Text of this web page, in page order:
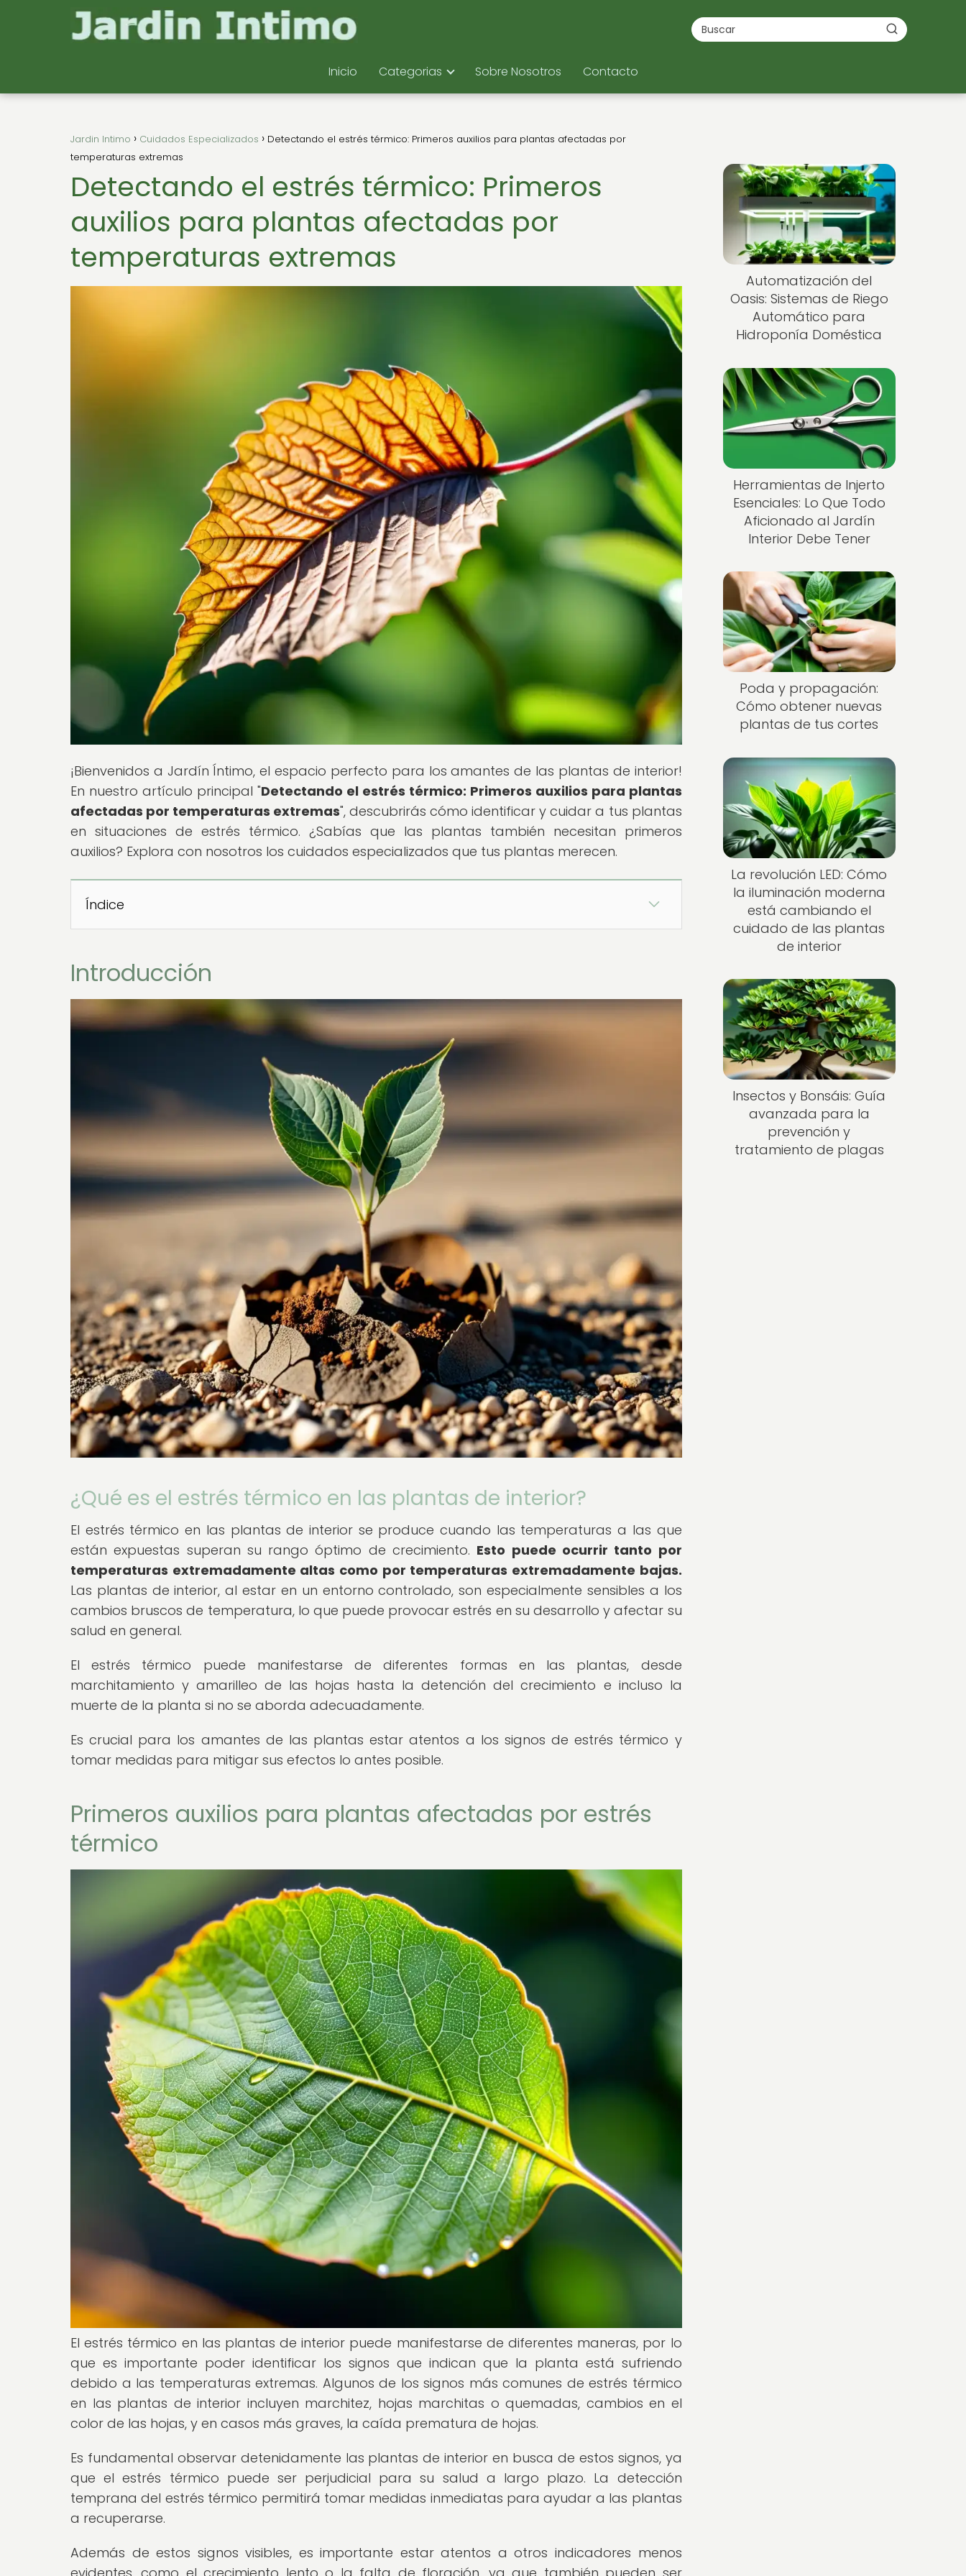
Inicio Categorias Sobre Nosotros Contacto
Jardin Intimo Cuidados Especializados
Detectando el estrés térmico: Primeros auxilios para plantas afectadas por
temperaturas extremas
Detectando el estrés térmico: Primeros
auxilios para plantas afectadas por
temperaturas extremas
¡Bienvenidos a Jardín Íntimo, el espacio perfecto para los amantes de las plantas de interior!
En nuestro artículo principal "Detectando el estrés térmico: Primeros auxilios para plantas
afectadas por temperaturas extremas", descubrirás cómo identificar y cuidar a tus plantas
en situaciones de estrés térmico. ¿Sabías que las plantas también necesitan primeros
auxilios? Explora con nosotros los cuidados especializados que tus plantas merecen.
Índice
Introducción
¿Qué es el estrés térmico en las plantas de interior?
El estrés térmico en las plantas de interior se produce cuando las temperaturas a las que
están expuestas superan su rango óptimo de crecimiento. Esto puede ocurrir tanto por
temperaturas extremadamente altas como por temperaturas extremadamente bajas.
Las plantas de interior, al estar en un entorno controlado, son especialmente sensibles a los
cambios bruscos de temperatura, lo que puede provocar estrés en su desarrollo y afectar su
salud en general.
El estrés térmico puede manifestarse de diferentes formas en las plantas, desde
marchitamiento y amarilleo de las hojas hasta la detención del crecimiento e incluso la
muerte de la planta si no se aborda adecuadamente.
Es crucial para los amantes de las plantas estar atentos a los signos de estrés térmico y
tomar medidas para mitigar sus efectos lo antes posible.
Primeros auxilios para plantas afectadas por estrés
térmico
El estrés térmico en las plantas de interior puede manifestarse de diferentes maneras, por lo
que es importante poder identificar los signos que indican que la planta está sufriendo
debido a las temperaturas extremas. Algunos de los signos más comunes de estrés térmico
en las plantas de interior incluyen marchitez, hojas marchitas o quemadas, cambios en el
color de las hojas, y en casos más graves, la caída prematura de hojas.
Es fundamental observar detenidamente las plantas de interior en busca de estos signos, ya
que el estrés térmico puede ser perjudicial para su salud a largo plazo. La detección
temprana del estrés térmico permitirá tomar medidas inmediatas para ayudar a las plantas
a recuperarse.
Además de estos signos visibles, es importante estar atentos a otros indicadores menos
Automatización del
Oasis: Sistemas de Riego
Automático para
Hidroponía Doméstica
Herramientas de Injerto
Esenciales: Lo Que Todo
Aficionado al Jardín
Interior Debe Tener
Poda y propagación:
Cómo obtener nuevas
plantas de tus cortes
La revolución LED: Cómo
la iluminación moderna
está cambiando el
cuidado de las plantas
de interior
Insectos y Bonsáis: Guía
avanzada para la
prevención y
tratamiento de plagas